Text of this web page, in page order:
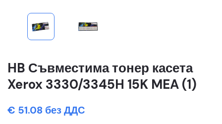
HB Съвместима тонер касета
Xerox 3330/3345H 15K MEA (1)
€ 51.08 без ДДС